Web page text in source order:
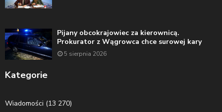
Pijany obcokrajowiec za kierownicą.
Prokurator z Wągrowca chce surowej kary
5 sierpnia 2026
Kategorie
Wiadomości (13 270)